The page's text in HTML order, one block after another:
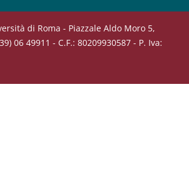
di Roma - Piazzale Aldo Moro 5,
06 49911 - C.F.: 80209930587 - P. Iva: